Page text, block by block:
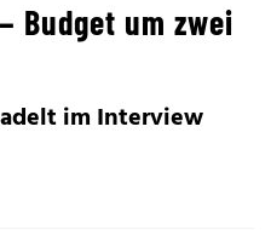
Budget um zwei
im Interview